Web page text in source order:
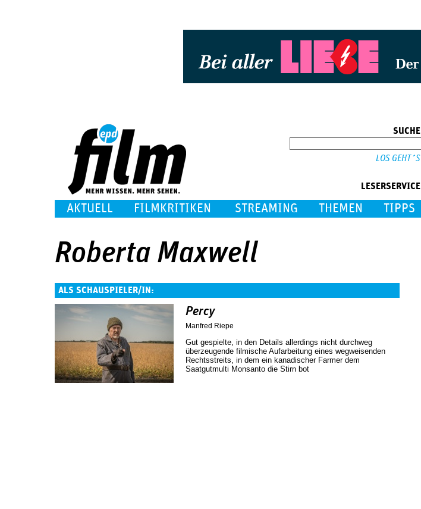
SUCHE
LESERSERVICE
AKTUELL FILMKRITIKEN STREAMING THEMEN TIPPS
Roberta Maxwell
ALS SCHAUSPIELER/IN:
Percy
Manfred Riepe
Gut gespielte, in den Details allerdings nicht durchweg
überzeugende filmische Aufarbeitung eines wegweisenden
Rechtsstreits, in dem ein kanadischer Farmer dem
Saatgutmulti Monsanto die Stirn bot